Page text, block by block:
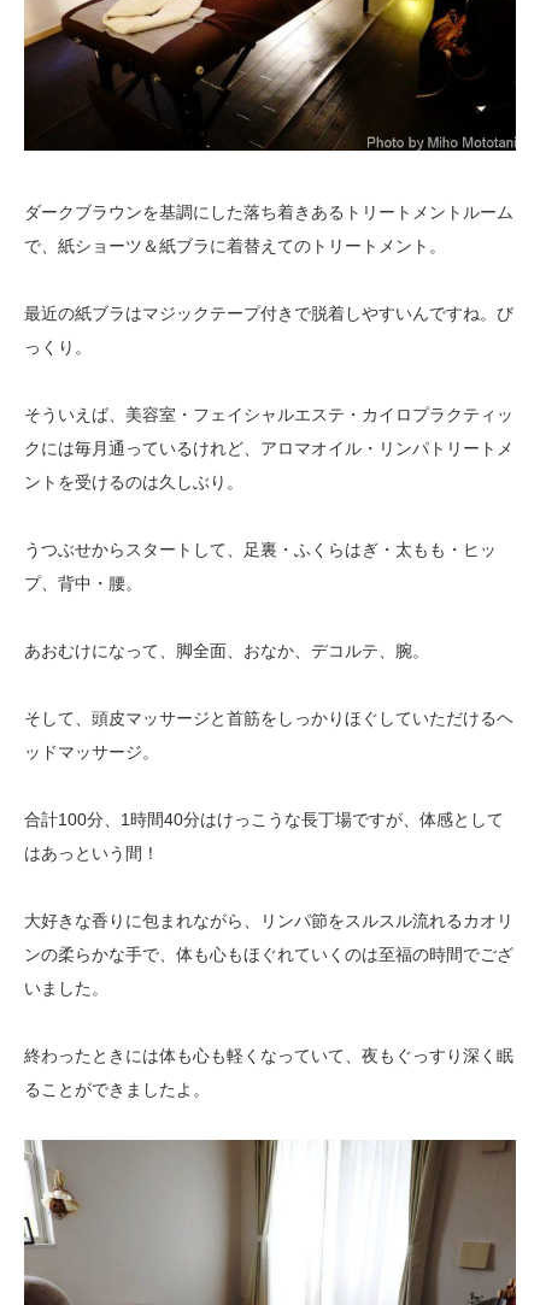
ダークブラウンを基調にした落ち着きあるトリートメントルーム
で、紙ショーツ＆紙ブラに着替えてのトリートメント。
最近の紙ブラはマジックテープ付きで脱着しやすいんですね。び
っくり。
そういえば、美容室・フェイシャルエステ・カイロプラクティッ
クには毎月通っているけれど、アロマオイル・リンパトリートメ
ントを受けるのは久しぶり。
うつぶせからスタートして、足裏・ふくらはぎ・太もも・ヒッ
プ、背中・腰。
あおむけになって、脚全面、おなか、デコルテ、腕。
そして、頭皮マッサージと首筋をしっかりほぐしていただけるヘ
ッドマッサージ。
合計100分、1時間40分はけっこうな長丁場ですが、体感として
はあっという間！
大好きな香りに包まれながら、リンパ節をスルスル流れるカオリ
ンの柔らかな手で、体も心もほぐれていくのは至福の時間でござ
いました。
終わったときには体も心も軽くなっていて、夜もぐっすり深く眠
ることができましたよ。